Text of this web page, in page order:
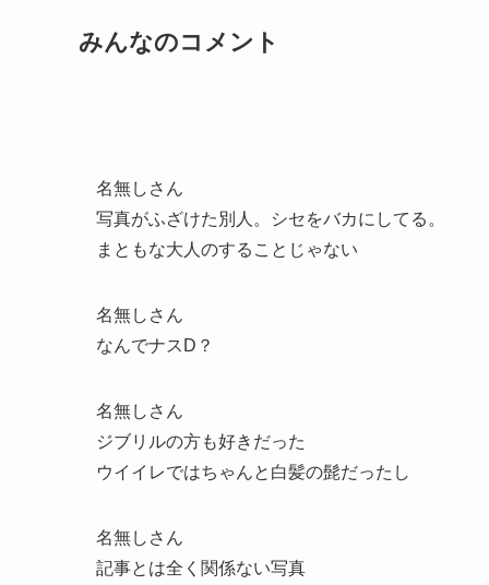
みんなのコメント
名無しさん
写真がふざけた別人。シセをバカにしてる。
まともな大人のすることじゃない
名無しさん
なんでナスD？
名無しさん
ジブリルの方も好きだった
ウイイレではちゃんと白髪の髭だったし
名無しさん
記事とは全く関係ない写真